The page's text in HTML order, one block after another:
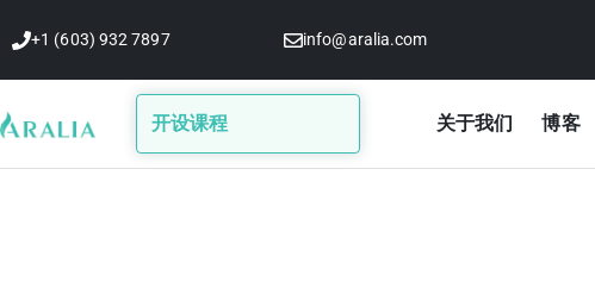
至
内
容
+1 (603) 932 7897 info@aralia.com
开设课程 关于我们 博客